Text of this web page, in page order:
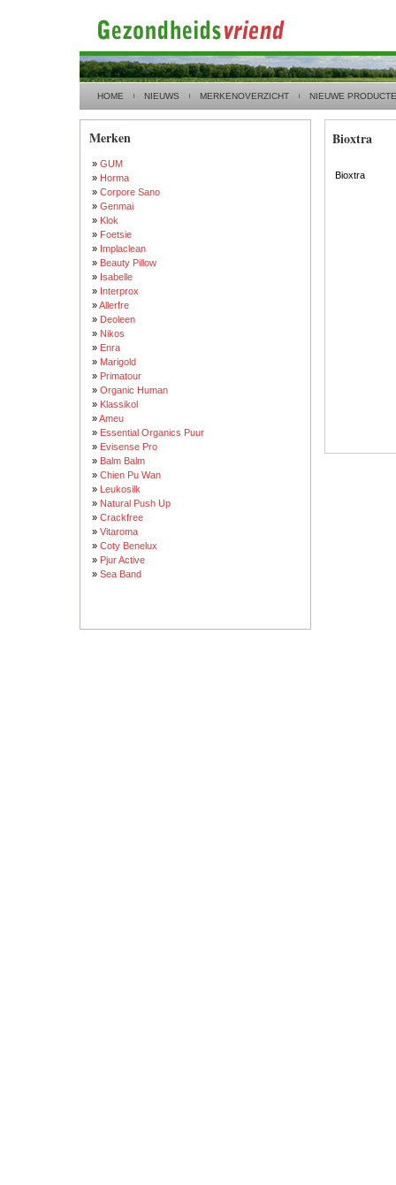
HOME NIEUWS MERKENOVERZICHT NIEUWE
Merken
» GUM
» Horma
» Corpore Sano
» Genmai
» Klok
» Foetsie
» Implaclean
» Beauty Pillow
» Isabelle
» Interprox
»Allerfre
» Deoleen
» Nikos
» Enra
» Marigold
» Primatour
» Organic Human
» Klassikol
»Ameu
» Essential Organics Puur
» Evisense Pro
» Balm Balm
» Chien Pu Wan
» Leukosilk
» Natural Push Up
» Crackfree
» Vitaroma
» Coty Benelux
» Pjur Active
» Sea Band
Bioxtra
Bioxtra